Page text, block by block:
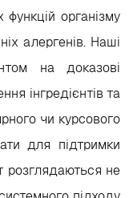
організму
алергенів. Наші
на доказові
інгредієнтів та
чи курсового
для підтримки
розглядаються не